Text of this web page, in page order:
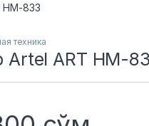
HM-833
техника
Artel ART HM-